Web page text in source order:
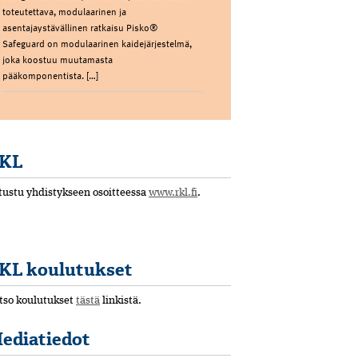
toteutettava, modulaarinen ja
asentajaystävällinen ratkaisu Pisko®
Safeguard on modulaarinen kaidejärjestelmä,
joka koostuu muutamasta
pääkomponentista. […]
yhdistykseen osoitteessa www.rkl.fi.
koulutukset
koulutukset tästä linkistä.